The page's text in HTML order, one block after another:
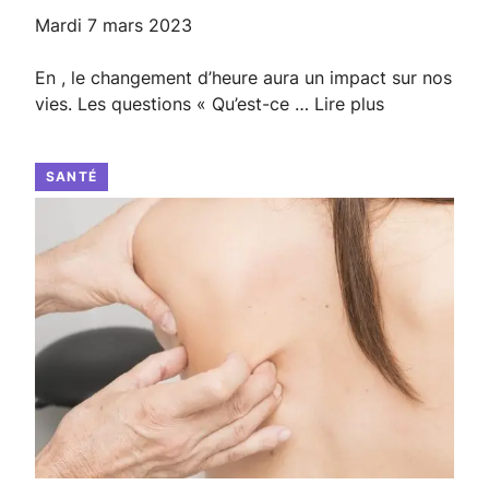
mardi 7 mars 2023
En , le changement d’heure aura un impact sur nos
vies. Les questions « Qu’est-ce … Lire plus
SANTÉ